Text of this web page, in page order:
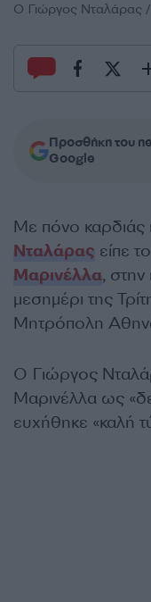
O Γιώργος Νταλάρας
Προσθήκη του
Google
Με πόνο καρδιάς
Νταλάρας είπε
Μαρινέλλα, στην
μεσημέρι της
Μητρόπολη
Ο Γιώργος
Μαρινέλλα ως
ευχήθηκε «καλή